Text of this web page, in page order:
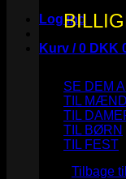
Log ind
Kurv /0 DKK
Ingen
Tilbage
SE DEM
TIL MÆND
TIL
TIL BØRN
TIL FEST